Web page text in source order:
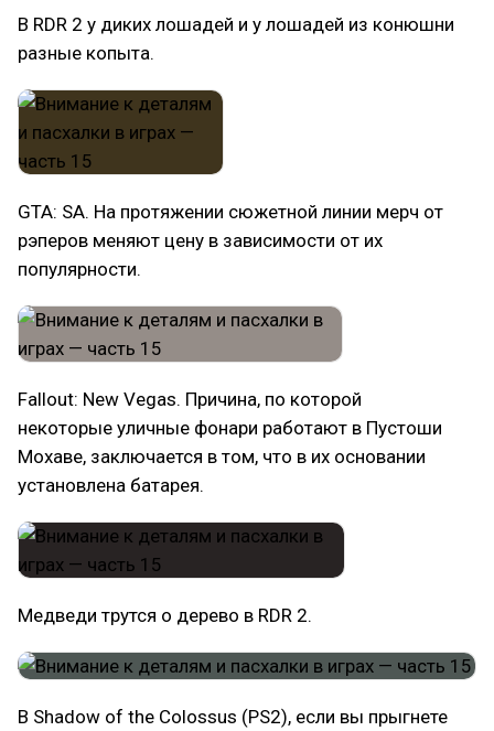
В RDR 2 у диких лошадей и у лошадей из конюшни
разные копыта.
GTA: SA. На протяжении сюжетной линии мерч от
рэперов меняют цену в зависимости от их
популярности.
Fallout: New Vegas. Причина, по которой
некоторые уличные фонари работают в Пустоши
Мохаве, заключается в том, что в их основании
установлена батарея.
Медведи трутся о дерево в RDR 2.
В Shadow of the Colossus (PS2), если вы прыгнете